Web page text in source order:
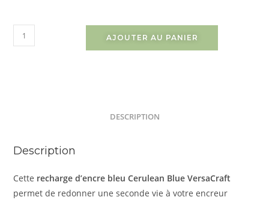
AJOUTER AU PANIER
DESCRIPTION
Description
Cette recharge d’encre bleu Cerulean Blue VersaCraft
permet de redonner une seconde vie à votre encreur